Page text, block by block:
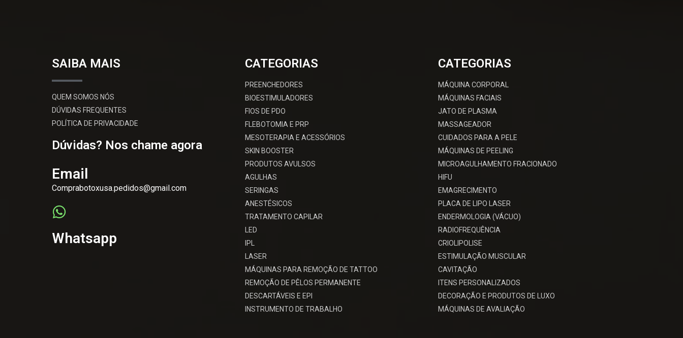
SAIBA MAIS
QUEM SOMOS NÓS
DÚVIDAS FREQUENTES
POLÍTICA DE PRIVACIDADE
Dúvidas? Nos chame agora
Email
Comprabotoxusa.pedidos@gmail.com
Whatsapp
CATEGORIAS
PREENCHEDORES
BIOESTIMULADORES
FIOS DE PDO
FLEBOTOMIA E PRP
MESOTERAPIA E ACESSÓRIOS
SKIN BOOSTER
PRODUTOS AVULSOS
AGULHAS
SERINGAS
ANESTÉSICOS
TRATAMENTO CAPILAR
LED
IPL
LASER
MÁQUINAS PARA REMOÇÃO DE TATTOO
REMOÇÃO DE PÊLOS PERMANENTE
DESCARTÁVEIS E EPI
INSTRUMENTO DE TRABALHO
CATEGORIAS
MÁQUINA CORPORAL
MÁQUINAS FACIAIS
JATO DE PLASMA
MASSAGEADOR
CUIDADOS PARA A PELE
MÁQUINAS DE PEELING
MICROAGULHAMENTO FRACIONADO
HIFU
EMAGRECIMENTO
PLACA DE LIPO LASER
ENDERMOLOGIA (VÁCUO)
RADIOFREQUÊNCIA
CRIOLIPOLISE
ESTIMULAÇÃO MUSCULAR
CAVITAÇÃO
ITENS PERSONALIZADOS
DECORAÇÃO E PRODUTOS DE LUXO
MÁQUINAS DE AVALIAÇÃO